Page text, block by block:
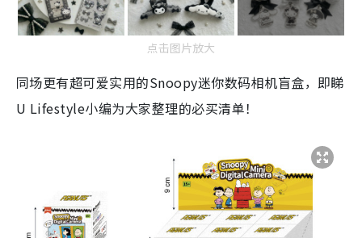
点击图片放大
同场更有超可爱实用的Snoopy迷你数码相机盲盒，即睇
U Lifestyle小编为大家整理的必买清单！